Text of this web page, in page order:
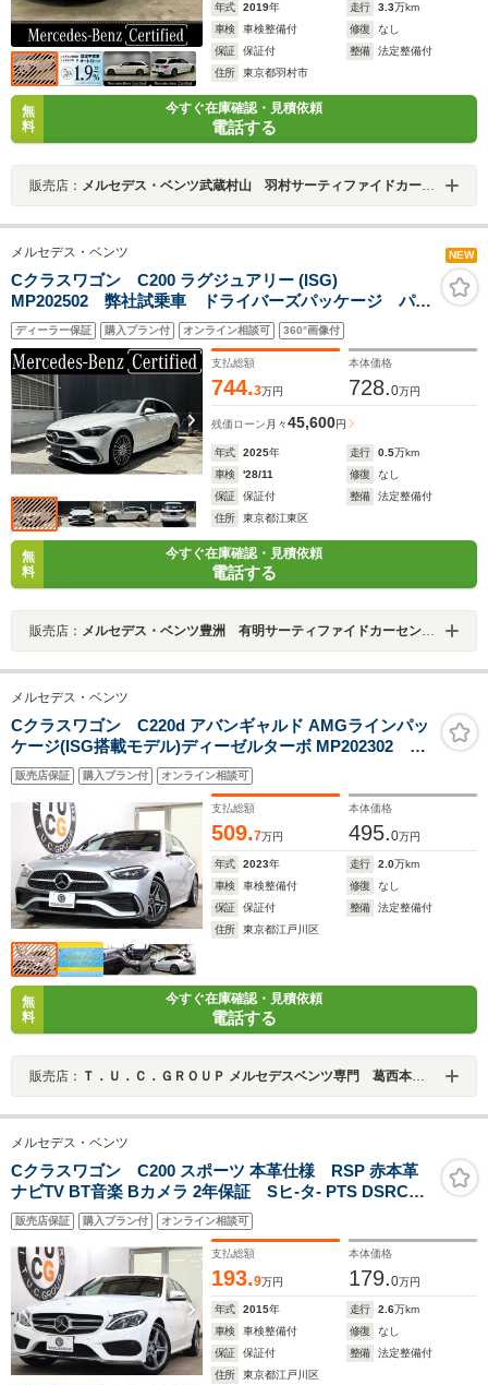
年式 2019年 走行 3.3万km
車検
車検整備付 修復
なし
保証
保証付 整備
法定整備付
住所
東京都羽村市
無
料
今すぐ在庫確認・見積依頼
電話する
販売店： メルセデス・ベンツ武蔵村山 羽村サーティファイドカーセンター
メルセデス・ベンツ NEW
Cクラスワゴン C200 ラグジュアリー (ISG)
MP202502 弊社試乗車 ドライバーズパッケージ パノ
ラミックスラディングルーフ リア・アクスルステアリ
ング ヘッドアップディスプレイ アダプティブダンピ
ングシステム付きサスペンション エンジニアリングパ
ッケージ
ディーラー保証 購入プラン付 オンライン相談可 360°画像付
支払総額
744.3万円
本体価格
728.0万円
残価ローン 月々45,600円
年式 2025年 走行 0.5万km
車検
'28/11 修復
なし
保証
保証付 整備
法定整備付
住所
東京都江東区
無
料
今すぐ在庫確認・見積依頼
電話する
販売店： メルセデス・ベンツ豊洲 有明サーティファイドカーセンター
メルセデス・ベンツ
Cクラスワゴン C220d アバンギャルド AMGラインパッ
ケージ(ISG搭載モデル)ディーゼルターボ MP202302 レ
ザEX/ベ-シック/RSP 黒本革 パノSR 2年保証 MEコネ メ
モリ-P/Sヒ-タ- ヘッドアップD ナビTV スマホ連携 BT音
楽 360カメラ PTS DSRC 自動Rゲ-ト AMGエアロ/18AW
LED-H/L ダイナミックS ドラレコ 9AT キ-レスゴ-
販売店保証 購入プラン付 オンライン相談可
支払総額
509.7万円
本体価格
495.0万円
年式 2023年 走行 2.0万km
車検
車検整備付 修復
なし
保証
保証付 整備
法定整備付
住所
東京都江戸川区
無
料
今すぐ在庫確認・見積依頼
電話する
販売店： Ｔ．Ｕ．Ｃ．ＧＲＯＵＰ メルセデスベンツ専門 葛西本店／（株）ティーユーシー
メルセデス・ベンツ
Cクラスワゴン C200 スポーツ 本革仕様 RSP 赤本革
ナビTV BT音楽 Bカメラ 2年保証 Sヒ-タ- PTS DSRC
AMGエアロ/18AW ダイナミックS 電動Rゲ-ト/ハンズフ
リ-A トランクスル- 純正ラゲッジマット LEDヘッドライ
ト アンビエントライト ダイナミックS Pスタ
販売店保証 購入プラン付 オンライン相談可
支払総額
193.9万円
本体価格
179.0万円
年式 2015年 走行 2.6万km
車検
車検整備付 修復
なし
保証
保証付 整備
法定整備付
住所
東京都江戸川区